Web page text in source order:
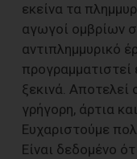
εκείνα τα
αγωγοί ομβρίων
αντιπλημμυρικό
προγραμματιστεί
ξεκινά. Αποτελεί
γρήγορη, άρτια
Ευχαριστούμε
Είναι δεδομένο